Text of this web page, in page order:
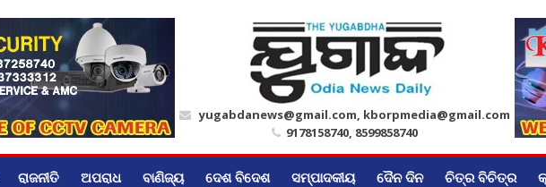
yugabdanews@gmail.com, kborpmedia@gmail.com
9178158740, 8599858740
ରାଜନୀତି ଅପରାଧ ବାଣିଜ୍ୟ ଦେଶ ବିଦେଶ ସମ୍ପାଦକୀୟ ଦୈନ ଦିନ ଚିତ୍ର ବିଚିତ୍ର